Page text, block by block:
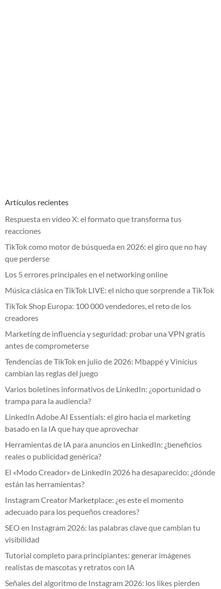
Artículos recientes
Respuesta en vídeo X: el formato que transforma tus
reacciones
TikTok como motor de búsqueda en 2026: el giro que no hay
que perderse
Los 5 errores principales en el networking online
Música clásica en TikTok LIVE: el nicho que sorprende a TikTok
TikTok Shop Europa: 100 000 vendedores, el reto de los
creadores
Marketing de influencia y seguridad: probar una VPN gratis
antes de comprometerse
Tendencias de TikTok en julio de 2026: Mbappé y Vinícius
cambian las reglas del juego
Varios boletines informativos de LinkedIn: ¿oportunidad o
trampa para la audiencia?
LinkedIn Adobe AI Essentials: el giro hacia el marketing
basado en la IA que hay que aprovechar
Herramientas de IA para anuncios en LinkedIn: ¿beneficios
reales o publicidad genérica?
El «Modo Creador» de LinkedIn 2026 ha desaparecido: ¿dónde
están las herramientas?
Instagram Creator Marketplace: ¿es este el momento
adecuado para los pequeños creadores?
SEO en Instagram 2026: las palabras clave que cambian tu
visibilidad
Tutorial completo para principiantes: generar imágenes
realistas de mascotas y retratos con IA
Señales del algoritmo de Instagram 2026: los likes pierden